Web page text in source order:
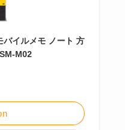
バイルメモ ノート 方
M02